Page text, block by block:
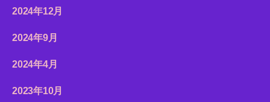
2024年12月
2024年9月
2024年4月
2023年10月